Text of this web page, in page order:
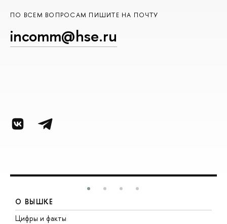
ПО ВСЕМ ВОПРОСАМ ПИШИТЕ НА ПОЧТУ
incomm@hse.ru
О ВЫШКЕ
Цифры и факты